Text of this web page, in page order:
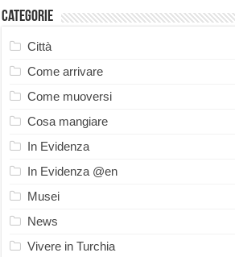
Categorie
Città
Come arrivare
Come muoversi
Cosa mangiare
In Evidenza
In Evidenza @en
Musei
News
Vivere in Turchia